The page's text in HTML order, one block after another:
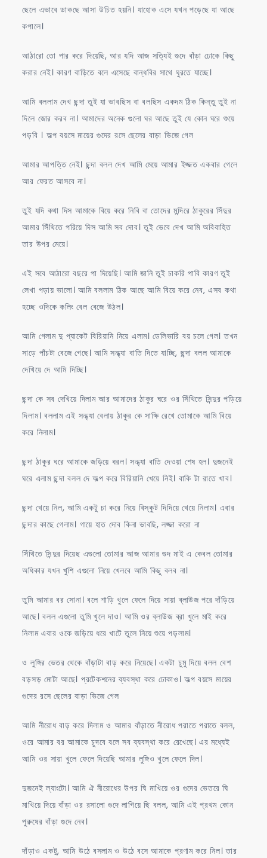
ছেলে এভাবে ডাকছে আসা উচিত হয়নি। যাহোক এসে যখন পড়েছে যা আছে
কপালে।
আঠারো তো পার করে দিয়েছি, আর যদি আজ সত্যিই গুদে বাঁড়া ঢোকে কিছু
করার নেই। কারণ বাড়িতে বলে এসেছে বান্ধবির সাথে ঘুরতে যাচ্ছে।
আমি বললাম দেখ ছন্দা তুই যা ভাবছিস বা বলছিস একদম ঠিক কিন্তু তুই না
দিলে জোর করব না। আমাদের অনেক গুলো ঘর আছে তুই যে কোন ঘরে শুয়ে
পড়বি । অল্প বয়সে মায়ের গুদের রসে ছেলের বাড়া ভিজে গেল
আমার আপত্তি নেই। ছন্দা বলল দেখ আমি মেয়ে আমার ইজ্জত একবার গেলে
আর ফেরত আসবে না।
তুই যদি কথা দিস আমাকে বিয়ে করে নিবি বা তোদের মন্দিরে ঠাকুরের সিঁদুর
আমার সিঁথিতে পরিয়ে দিস আমি সব দোব। তুই ভেবে দেখ আমি অবিবাহিত
তার উপর মেয়ে।
এই সবে আঠারো বছরে পা দিয়েছি। আমি জানি তুই চাকরি পাবি কারণ তুই
লেখা পড়ায় ভালো। আমি বললাম ঠিক আছে আমি বিয়ে করে নেব, এসব কথা
হচ্ছে ওদিকে কলিং বেল বেজে উঠল।
আমি গেলাম দু প্যাকেট বিরিয়ানি নিয়ে এলাম। ডেলিভারি বয় চলে গেল। তখন
সাড়ে পাঁচটা বেজে গেছে। আমি সন্ধ্যা বাতি দিতে যাচ্ছি, ছন্দা বলল আমাকে
দেখিয়ে দে আমি দিচ্ছি।
ছন্দা কে সব দেখিয়ে দিলাম আর আমাদের ঠাকুর ঘরে ওর সিঁথিতে সিন্দুর পড়িয়ে
দিলাম। বললাম এই সন্ধ্যা বেলায় ঠাকুর কে সাক্ষি রেখে তোমাকে আমি বিয়ে
করে নিলাম।
ছন্দা ঠাকুর ঘরে আমাকে জড়িয়ে ধরল। সন্ধ্যা বাতি দেওয়া শেষ হল। দুজনেই
ঘরে এলাম ছন্দা বলল দে অল্প করে বিরিয়ানি খেয়ে নিই। বাকি টা রাতে খাব।
ছন্দা খেয়ে নিল, আমি একটু চা করে নিয়ে বিস্কুট দিদিয়ে খেয়ে নিলাম। এবার
ছন্দার কাছে গেলাম। গায়ে হাত দোব কিনা ভাবছি, লজ্জা করো না
সিঁথিতে সিন্দুর দিয়েছ এগুলো তোমার আজ আমার গুদ মাই এ কেবল তোমার
অধিকার যখন খুশি এগুলো নিয়ে খেলবে আমি কিছু বলব না।
তুমি আমার বর সোনা। বলে শাড়ি খুলে ফেলে দিয়ে সায়া ব্লাউজ পরে দাঁড়িয়ে
আছে। বলল এগুলো তুমি খুলে দাও। আমি ওর ব্লাউজ ব্রা খুলে মাই করে
নিলাম এবার ওকে জড়িয়ে ধরে খাটে তুলে নিয়ে শুয়ে পড়লাম।
ও লুঙ্গির ভেতর থেকে বাঁড়াটা বাড় করে নিয়েছে। একটা চুমু দিয়ে বলল বেশ
বড়সড় মোটা আছে। প্রটেকশনের ব্যবস্থা করে ঢোকাও। অল্প বয়সে মায়ের
গুদের রসে ছেলের বাড়া ভিজে গেল
আমি নীরোধ বাড় করে দিলাম ও আমার বাঁড়াতে নীরোধ পরাতে পরাতে বলল,
ওরে আমার বর আমাকে চুদবে বলে সব ব্যবস্থা করে রেখেছে। এর মধ্যেই
আমি ওর সায়া খুলে ফেলে দিয়েছি আমার লুঙ্গিও খুলে ফেলে দিল।
দুজনেই ল্যাংটো। আমি ঐ নীরোধের উপর ঘি মাখিয়ে ওর গুদের ভেতরে ঘি
মাখিয়ে দিয়ে বাঁড়া ওর রসালো গুদে লাগিয়ে ছি বলল, আমি এই প্রথম কোন
পুরুষের বাঁড়া গুদে নেব।
দাঁড়াও একটু, আমি উঠে বসলাম ও উঠে বসে আমাকে প্রণাম করে নিল। তার